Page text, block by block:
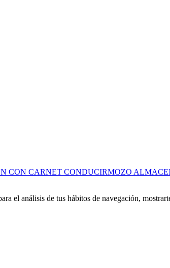
MOZO
el análisis de tus hábitos de navegación,